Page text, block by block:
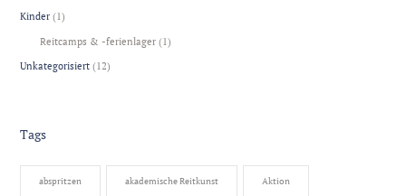
Kinder (1)
Reitcamps & -ferienlager (1)
Unkategorisiert (12)
Tags
abspritzen akademische Reitkunst Aktion